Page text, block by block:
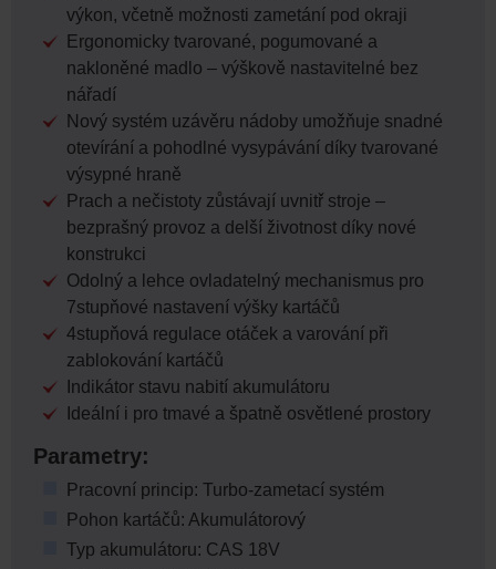
výkon, včetně možnosti zametání pod okraji
Ergonomicky tvarované, pogumované a
nakloněné madlo – výškově nastavitelné bez
nářadí
Nový systém uzávěru nádoby umožňuje snadné
otevírání a pohodlné vysypávání díky tvarované
výsypné hraně
Prach a nečistoty zůstávají uvnitř stroje –
bezprašný provoz a delší životnost díky nové
konstrukci
Odolný a lehce ovladatelný mechanismus pro
7stupňové nastavení výšky kartáčů
4stupňová regulace otáček a varování při
zablokování kartáčů
Indikátor stavu nabití akumulátoru
Ideální i pro tmavé a špatně osvětlené prostory
Parametry:
Pracovní princip: Turbo-zametací systém
Pohon kartáčů: Akumulátorový
Typ akumulátoru: CAS 18V